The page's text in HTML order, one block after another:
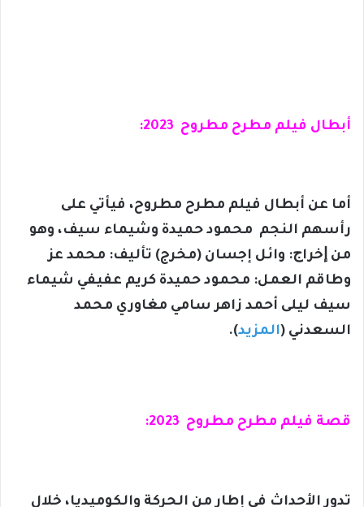
أبطال فيلم مطرح مطروح 2023:
أما عن أبطال فيلم مطرح مطروح، فيأتي على
رأسهم النجم محمود حميدة وشيماء سيف، وهو
من ﺇﺧﺮاﺝ: وائل إجسان (مخرج) ﺗﺄﻟﻴﻒ: محمد عز
وطاقم العمل: محمود حميدة كريم عفيفي شيماء
سيف ليلى أحمد زاهر سامي مغاوري محمد
السعدني (المزيد).
قصة فيلم مطرح مطروح 2023:
تدور الأحداث في إطار من الحركة والكوميديا، خلال